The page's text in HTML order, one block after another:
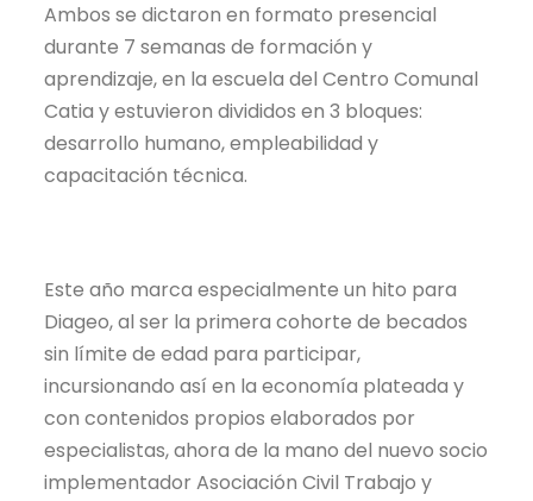
Ambos se dictaron en formato presencial
durante 7 semanas de formación y
aprendizaje, en la escuela del Centro Comunal
Catia y estuvieron divididos en 3 bloques:
desarrollo humano, empleabilidad y
capacitación técnica.
Este año marca especialmente un hito para
Diageo, al ser la primera cohorte de becados
sin límite de edad para participar,
incursionando así en la economía plateada y
con contenidos propios elaborados por
especialistas, ahora de la mano del nuevo socio
implementador Asociación Civil Trabajo y